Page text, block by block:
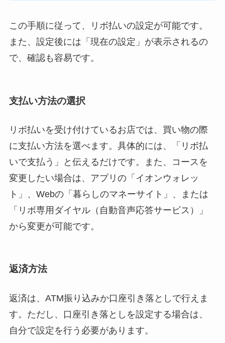
この手順に従って、リボ払いの設定が可能です。
また、設定後には「現在の設定」が表示されるの
で、確認も容易です。
支払い方法の選択
リボ払いを受け付けているお店では、買い物の際
に支払い方法を選べます。具体的には、「リボ払
いで支払う」と伝えるだけです。また、コースを
変更したい場合は、アプリの「イオンウォレッ
ト」、Webの「暮らしのマネーサイト」、または
「リボ専用ダイヤル（自動音声応答サービス）」
から変更が可能です。
返済方法
返済は、ATM振り込みか口座引き落としで行えま
す。ただし、口座引き落としを設定する場合は、
自分で設定を行う必要があります。